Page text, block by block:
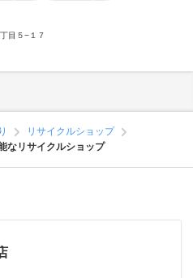
目５−１７
リサイクルショップ
なリサイクルショップ